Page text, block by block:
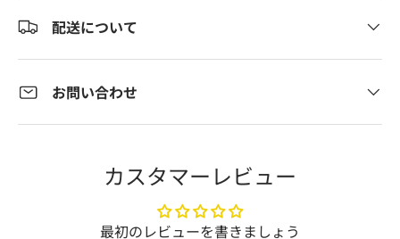
配送について
お問い合わせ
カスタマーレビュー
最初のレビューを書きましょう